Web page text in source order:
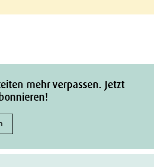
mehr verpassen. Jetzt